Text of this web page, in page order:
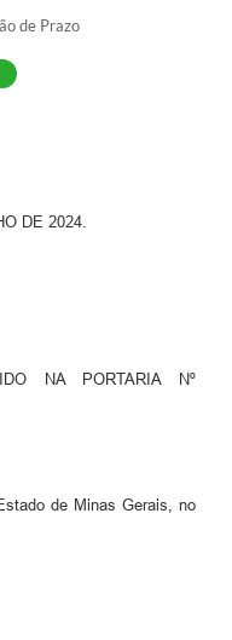
de Prazo
DE 2024.
NA PORTARIA Nº
de Minas Gerais, no